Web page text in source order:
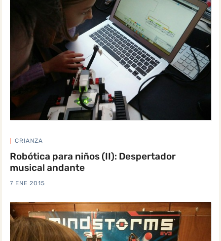
CRIANZA
Robótica para niños (II): Despertador
musical andante
7 ENE 2015